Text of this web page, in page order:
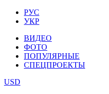
РУС
УКР
ВИДЕО
ФОТО
ПОПУЛЯРНЫЕ
СПЕЦПРОЕКТЫ
USD